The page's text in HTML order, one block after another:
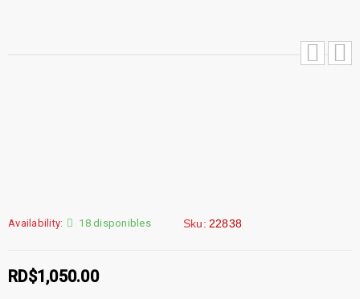
Availability: 18 disponibles Sku: 22838
RD$1,050.00